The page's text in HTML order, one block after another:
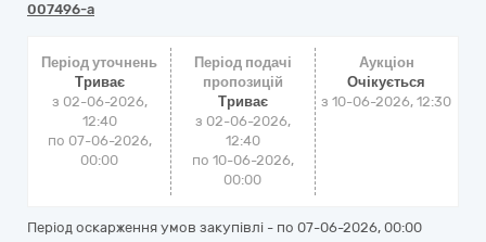
007496-a
Період уточнень
Триває
з 02-06-2026,
12:40
по 07-06-2026,
00:00
Період подачі
пропозицій
Триває
з 02-06-2026,
12:40
по 10-06-2026,
00:00
Аукціон
Очікується
з10-06-2026, 12:30
Період оскарження умов закупівлі - по 07-06-2026, 00:00